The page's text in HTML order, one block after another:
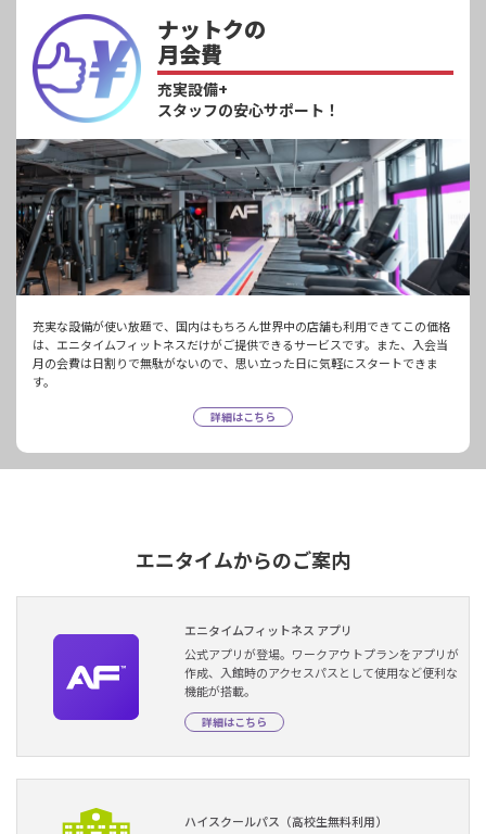
ナットクの
月会費
充実設備+
スタッフの安心サポート！
充実な設備が使い放題で、国内はもちろん世界中の店舗も利用できてこの価格
は、エニタイムフィットネスだけがご提供できるサービスです。また、入会当
月の会費は日割りで無駄がないので、思い立った日に気軽にスタートできま
す。
詳細はこちら
エニタイムからのご案内
エニタイムフィットネス アプリ
公式アプリが登場。ワークアウトプランをアプリが
作成、入館時のアクセスパスとして使用など便利な
機能が搭載。
詳細はこちら
ハイスクールパス（高校生無料利用）